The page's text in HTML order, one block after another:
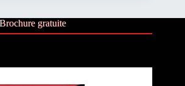
Brochure gratuite